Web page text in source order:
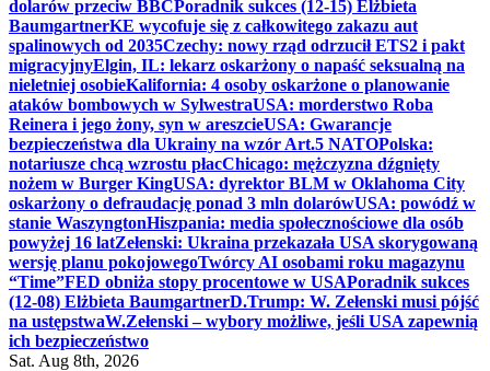
dolarów przeciw BBCPoradnik sukces (12-15) Elżbieta
BaumgartnerKE wycofuje się z całkowitego zakazu aut
spalinowych od 2035Czechy: nowy rząd odrzucił ETS2 i pakt
migracyjnyElgin, IL: lekarz oskarżony o napaść seksualną na
nieletniej osobieKalifornia: 4 osoby oskarżone o planowanie
ataków bombowych w SylwestraUSA: morderstwo Roba
Reinera i jego żony, syn w areszcieUSA: Gwarancje
bezpieczeństwa dla Ukrainy na wzór Art.5 NATOPolska:
notariusze chcą wzrostu płacChicago: mężczyzna dźgnięty
nożem w Burger KingUSA: dyrektor BLM w Oklahoma City
oskarżony o defraudację ponad 3 mln dolarówUSA: powódź w
stanie WaszyngtonHiszpania: media społecznościowe dla osób
powyżej 16 latZełenski: Ukraina przekazała USA skorygowaną
wersję planu pokojowegoTwórcy AI osobami roku magazynu
“Time”FED obniża stopy procentowe w USAPoradnik sukces
(12-08) Elżbieta BaumgartnerD.Trump: W. Zełenski musi pójść
na ustępstwaW.Zełenski – wybory możliwe, jeśli USA zapewnią
ich bezpieczeństwo
Sat. Aug 8th, 2026